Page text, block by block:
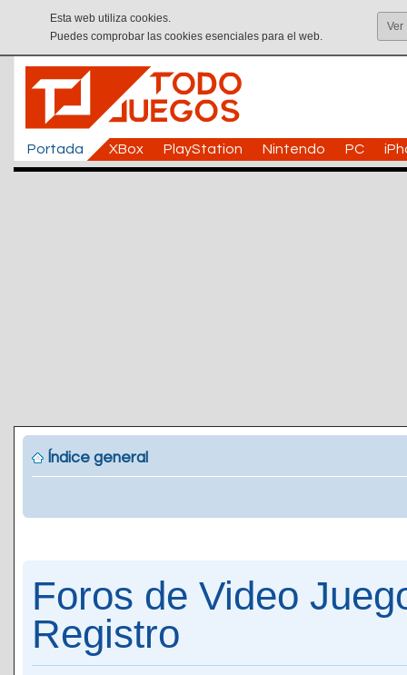
Esta web utiliza cookies.
Puedes comprobar las cookies esenciales para el web.
Ver
Portada XBox PlayStation Nintendo PC
Índice general
Foros de Video
Registro